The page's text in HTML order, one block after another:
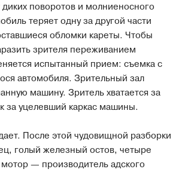
поворотов и молниеносного
теряет одну за другой части
обломки кареты. Чтобы
зрителя переживанием
испытанный прием: съемка с
автомобиля. Зрительный зал
машину. Зритель хватается за
за уцелевший каркас машины.
После этой чудовищной разборки
голый железный остов, четыре
— производитель адского